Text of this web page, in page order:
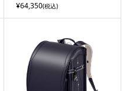
¥64,350(税込)